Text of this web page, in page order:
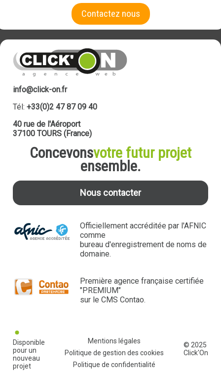
Contactez nous
info@click-on.fr
Tél: +33(0)2 47 87 09 40
40 rue de l'Aéroport
37100 TOURS (France)
Concevonsvotre futur projet
ensemble.
Nous contacter
Officiellement accréditée par l'AFNIC
comme
bureau d'enregistrement de noms de
domaine.
Première agence française certifiée
"PREMIUM"
sur le CMS Contao.
Disponible
pour un
nouveau
projet
contenu
Mentions légales
Politique de gestion des cookies
Politique de confidentialité
© 2025
Click'On